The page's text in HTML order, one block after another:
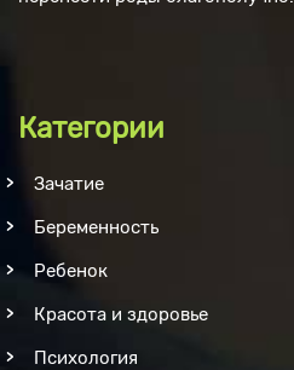
Категории
Зачатие
Беременность
Ребенок
Красота и здоровье
Психология